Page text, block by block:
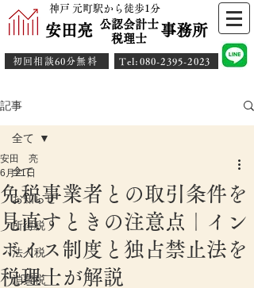
神戸 元町駅から徒歩1分
安田亮 事務所
公認会計士
​税理士
初回相談60分無料 ​Tel:080-2395-2023
記事
全て
お知らせ
所得税
法人税
消費税
全て
免税事業者との取引条件を
見直すときの注意点｜イン
ボイス制度と独占禁止法を
税理士が解説
安田 亮
6月21日